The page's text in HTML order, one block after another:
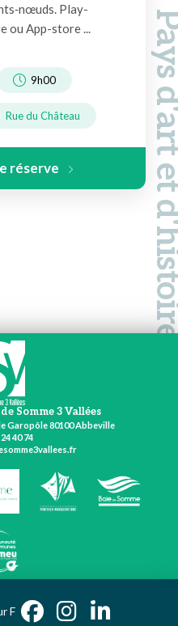
Play-
ou App-store ...
9h00
Rue du Château
réserve Pays
Somme 3 Vallées
Garopôle 80100 Abbeville
40 74